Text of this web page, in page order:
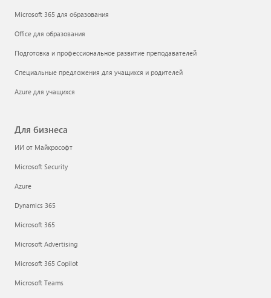
Microsoft 365 для образования
Office для образования
Подготовка и профессиональное развитие преподавателей
Специальные предложения для учащихся и родителей
Azure для учащихся
Для бизнеса
ИИ от Майкрософт
Microsoft Security
Azure
Dynamics 365
Microsoft 365
Microsoft Advertising
Microsoft 365 Copilot
Microsoft Teams